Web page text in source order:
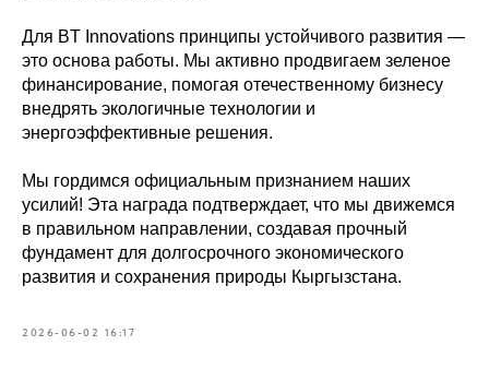
Для BT Innovations принципы устойчивого развития —
это основа работы. Мы активно продвигаем зеленое
финансирование, помогая отечественному бизнесу
внедрять экологичные технологии и
энергоэффективные решения.
Мы гордимся официальным признанием наших
усилий! Эта награда подтверждает, что мы движемся
в правильном направлении, создавая прочный
фундамент для долгосрочного экономического
развития и сохранения природы Кыргызстана.
2026-06-02 16:17